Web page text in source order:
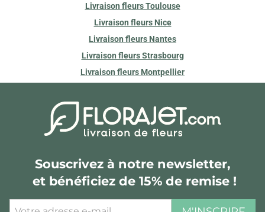
Livraison fleurs Toulouse
Livraison fleurs Nice
Livraison fleurs Nantes
Livraison fleurs Strasbourg
Livraison fleurs Montpellier
Souscrivez à notre newsletter,
et bénéficiez de 15% de remise !